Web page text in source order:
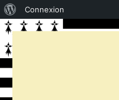
propos
Connexion